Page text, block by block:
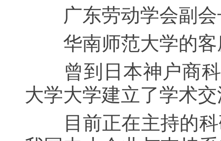
广东劳动学会副会
华南师范大学的客
曾到日本神户商科
大学大学建立了学术
目前正在主持的科